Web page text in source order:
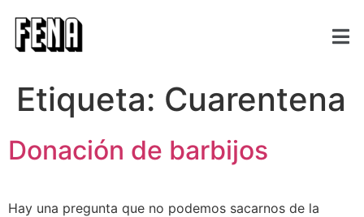
Etiqueta: Cuarentena
Donación de barbijos
Hay una pregunta que no podemos sacarnos de la